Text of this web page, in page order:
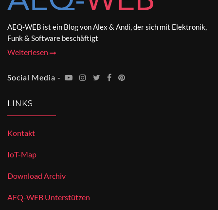
AEQ-WEB ist ein Blog von Alex & Andi, der sich mit Elektronik,
Funk & Software beschäftigt
Weiterlesen
Social Media -
LINKS
Kontakt
IoT-Map
Download Archiv
AEQ-WEB Unterstützen